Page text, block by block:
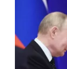
У Донецькій
російського
Ворожий
Патріоти